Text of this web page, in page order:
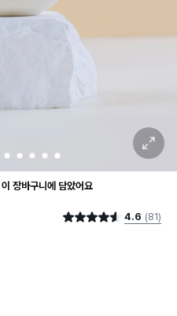
6 7 8 9 10
확대 보기
이 장바구니에 담았어요
장바구니에 담았어요
별점 4.6점 4.6 (81)